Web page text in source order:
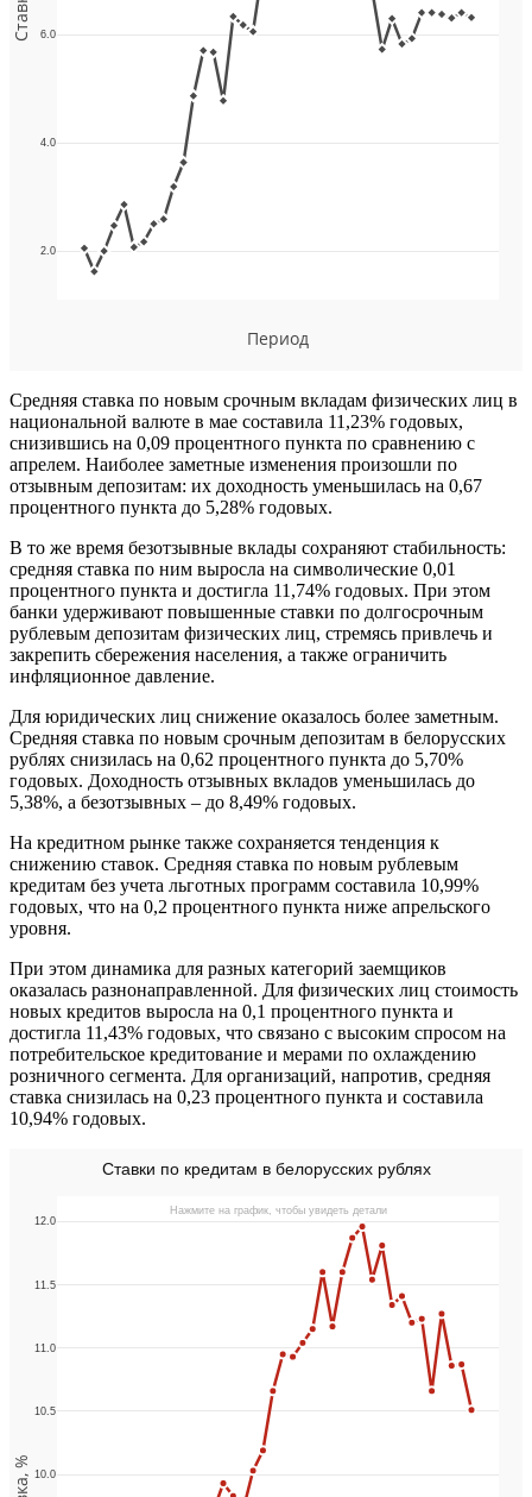
Средняя ставка по новым срочным вкладам физических лиц в
национальной валюте в мае составила 11,23% годовых,
снизившись на 0,09 процентного пункта по сравнению с
апрелем. Наиболее заметные изменения произошли по
отзывным депозитам: их доходность уменьшилась на 0,67
процентного пункта до 5,28% годовых.
В то же время безотзывные вклады сохраняют стабильность:
средняя ставка по ним выросла на символические 0,01
процентного пункта и достигла 11,74% годовых. При этом
банки удерживают повышенные ставки по долгосрочным
рублевым депозитам физических лиц, стремясь привлечь и
закрепить сбережения населения, а также ограничить
инфляционное давление.
Для юридических лиц снижение оказалось более заметным.
Средняя ставка по новым срочным депозитам в белорусских
рублях снизилась на 0,62 процентного пункта до 5,70%
годовых. Доходность отзывных вкладов уменьшилась до
5,38%, а безотзывных – до 8,49% годовых.
На кредитном рынке также сохраняется тенденция к
снижению ставок. Средняя ставка по новым рублевым
кредитам без учета льготных программ составила 10,99%
годовых, что на 0,2 процентного пункта ниже апрельского
уровня.
При этом динамика для разных категорий заемщиков
оказалась разнонаправленной. Для физических лиц стоимость
новых кредитов выросла на 0,1 процентного пункта и
достигла 11,43% годовых, что связано с высоким спросом на
потребительское кредитование и мерами по охлаждению
розничного сегмента. Для организаций, напротив, средняя
ставка снизилась на 0,23 процентного пункта и составила
10,94% годовых.